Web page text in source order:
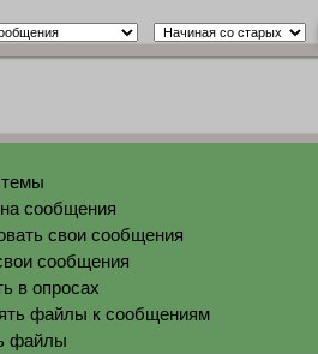
сообщения
свои сообщения
сообщения
в опросах
файлы к сообщениям
файлы